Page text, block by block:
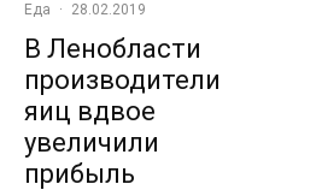
Еда · 28.02.2019
В Ленобласти
производители
яиц вдвое
увеличили
прибыль